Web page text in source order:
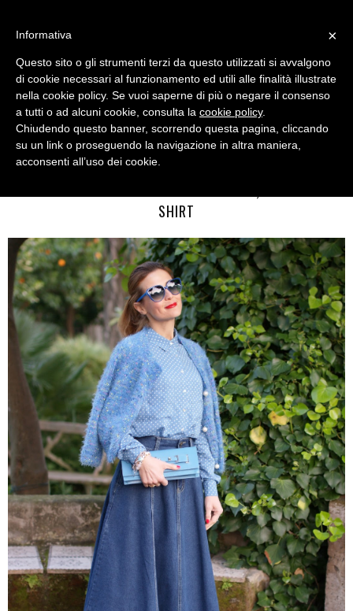
FRIDAY, MAY 06, 2016
SHIRT
×
Informativa
Questo sito o gli strumenti terzi da questo utilizzati si avvalgono
di cookie necessari al funzionamento ed utili alle finalità illustrate
nella cookie policy. Se vuoi saperne di più o negare il consenso
a tutti o ad alcuni cookie, consulta la cookie policy.
Chiudendo questo banner, scorrendo questa pagina, cliccando
su un link o proseguendo la navigazione in altra maniera,
acconsenti all’uso dei cookie.